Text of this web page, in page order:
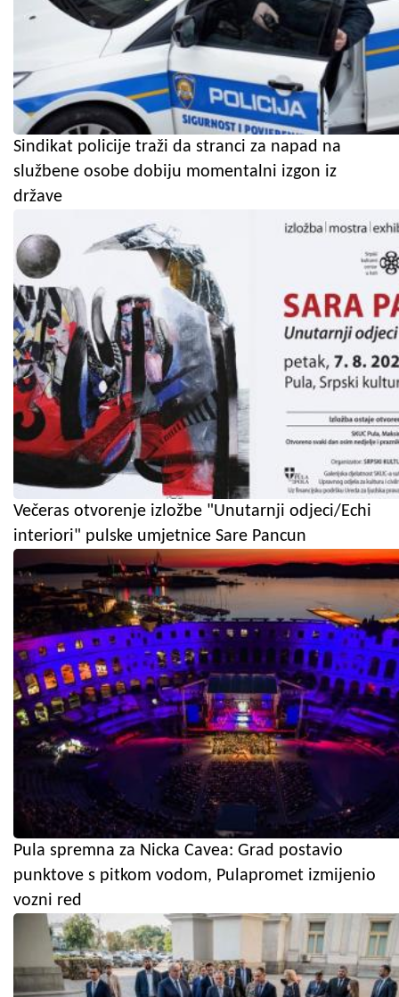
Sindikat policije traži da stranci za napad na
službene osobe dobiju momentalni izgon iz
države
Večeras otvorenje izložbe "Unutarnji odjeci/Echi
interiori" pulske umjetnice Sare Pancun
Pula spremna za Nicka Cavea: Grad postavio
punktove s pitkom vodom, Pulapromet izmijenio
vozni red